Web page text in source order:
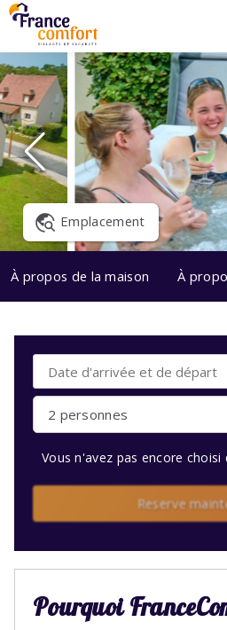
Emplacement
À propos de la maison À
2 personnes
Vous n'avez pas encore choisi
Reserve
Pourquoi